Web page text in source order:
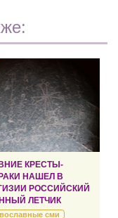
КРЕСТЫ-
НАШЕЛ В
РОССИЙСКИЙ
ЛЕТЧИК
сми